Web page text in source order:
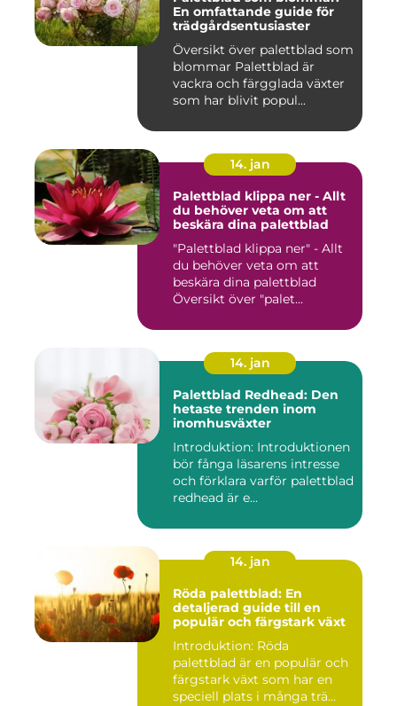
En omfattande guide för
trädgårdsentusiaster
Översikt över palettblad som
blommar Palettblad är
vackra och färgglada växter
som har blivit popul...
14. jan
Palettblad klippa ner - Allt
du behöver veta om att
beskära dina palettblad
"Palettblad klippa ner" - Allt
du behöver veta om att
beskära dina palettblad
Översikt över "palet...
14. jan
Palettblad Redhead: Den
hetaste trenden inom
inomhusväxter
Introduktion: Introduktionen
bör fånga läsarens intresse
och förklara varför palettblad
redhead är e...
14. jan
Röda palettblad: En
detaljerad guide till en
populär och färgstark växt
Introduktion: Röda
palettblad är en populär och
färgstark växt som har en
speciell plats i många trä...